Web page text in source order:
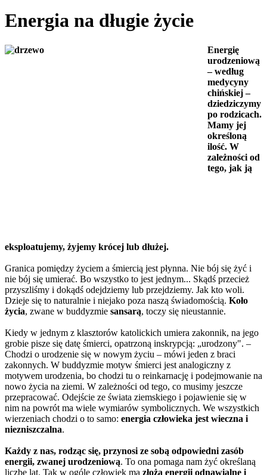
Energia na długie życie
Energię
urodzeniową
– według
medycyny
chińskiej –
dziedziczymy
po rodzicach.
Mamy jej
określoną
ilość. W
zależności od
tego, jak ją
eksploatujemy, żyjemy krócej lub dłużej.
Granica pomiędzy życiem a śmiercią jest płynna. Nie bój się żyć i
nie bój się umierać. Bo wszystko to jest jednym... Skądś przecież
przyszliśmy i dokądś odejdziemy lub przejdziemy. Jak kto woli.
Dzieje się to naturalnie i niejako poza naszą świadomością. Koło
życia, zwane w buddyzmie sansarą, toczy się nieustannie.
Kiedy w jednym z klasztorów katolickich umiera zakonnik, na jego
grobie pisze się datę śmierci, opatrzoną inskrypcją: „urodzony". –
Chodzi o urodzenie się w nowym życiu – mówi jeden z braci
zakonnych. W buddyzmie motyw śmierci jest analogiczny z
motywem urodzenia, bo chodzi tu o reinkarnację i podejmowanie na
nowo życia na ziemi. W zależności od tego, co musimy jeszcze
przepracować. Odejście ze świata ziemskiego i pojawienie się w
nim na powrót ma wiele wymiarów symbolicznych. We wszystkich
wierzeniach chodzi o to samo: energia człowieka jest wieczna i
niezniszczalna.
Każdy z nas, rodząc się, przynosi ze sobą odpowiedni zasób
energii, zwanej urodzeniową. To ona pomaga nam żyć określaną
liczbę lat. Tak w ogóle człowiek ma złoża energii odnawialne i